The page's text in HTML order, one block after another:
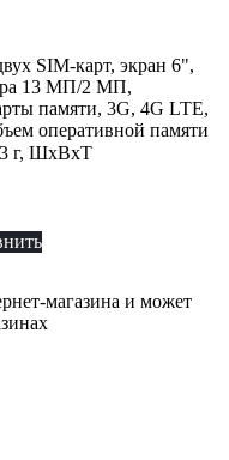
SIM-карт, экран 6",
13 МП/2 МП,
памяти, 3G, 4G LTE,
оперативной памяти
г, ШxВxТ
магазина и может